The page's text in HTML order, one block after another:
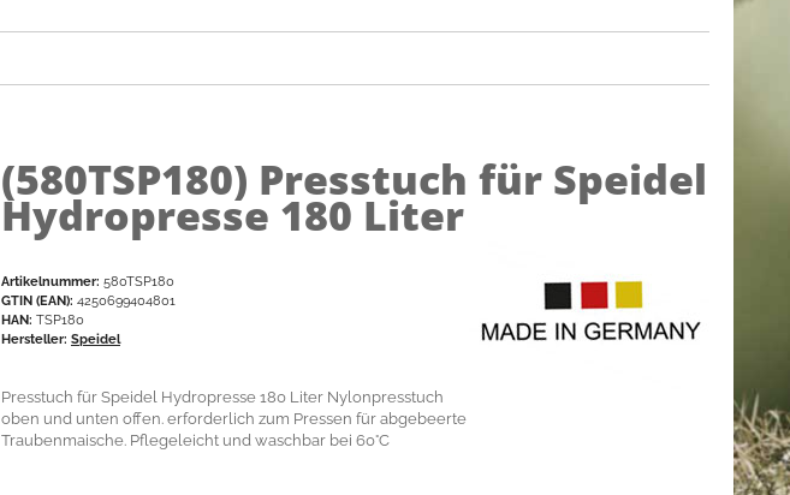
(580TSP180) Presstuch für Speidel
Hydropresse 180 Liter
Artikelnummer: 580TSP180
GTIN (EAN): 4250699404801
HAN: TSP180
Hersteller: Speidel
Presstuch für Speidel Hydropresse 180 Liter Nylonpresstuch
oben und unten offen. erforderlich zum Pressen für abgebeerte
Traubenmaische. Pflegeleicht und waschbar bei 60°C